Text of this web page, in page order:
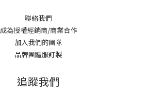
聯絡我們
成為授權經銷商/商業合作
加入我們的團隊
品牌團體服訂製
追蹤我們